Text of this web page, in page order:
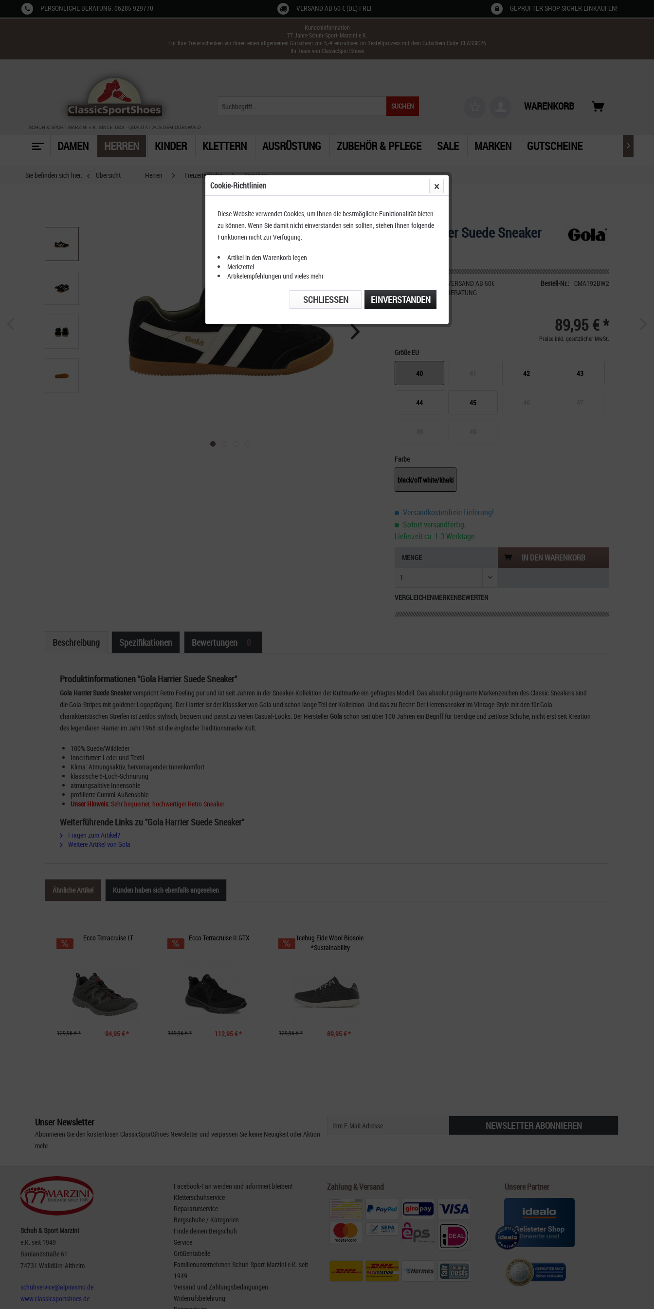
PERSÖNLICHE BERATUNG: 06285 929770 VERSAND AB 50 € (DE) FREI GEPRÜFTER SHOP SICHER EINKAUFEN!
Kundeninformation
77 Jahre Schuh-Sport-Marzini e.K.
Für Ihre Treue schenken wir Ihnen einen allgemeinen Gutschein von 5,-€ einzulösen im Bestellprozess mit dem Gutschein Code: CLASSIC26
Ihr Team von ClassicSportShoes
SCHUH & SPORT MARZINI e.K. SINCE 1949 - QUALITÄT AUS DEM ODENWALD
SUCHEN WARENKORB
DAMEN HERREN KINDER KLETTERN AUSRÜSTUNG ZUBEHÖR & PFLEGE SALE MARKEN GUTSCHEINE 
Sie befinden sich hier: Übersicht Herren Freizeitschuhe Sneakers
Gola Harrier Suede Sneaker
KOSTENFREIER VERSAND AB 50€
TELEFONISCHE BERATUNG
Bestell-Nr.: CMA192BW2
89,95 € *
Preise inkl. gesetzlicher MwSt.
Größe EU
40 42 43
44 45
Farbe
black/off white/khaki
Versandkostenfreie Lieferung!
Sofort versandfertig,
Lieferzeit ca. 1-3 Werktage
MENGE IN DENWARENKORB
VERGLEICHENMERKENBEWERTEN
Beschreibung Spezifikationen Bewertungen 0
Produktinformationen "Gola Harrier Suede Sneaker"
Gola Harrier Suede Sneakerverspricht Retro Feeling pur und ist seit Jahren in der Sneaker-Kollektion der Kultmarke ein gefragtes Modell. Das absolut prägnante Markenzeichen des Classic Sneakers sind
die Gola-Stripes mit goldener Logoprägung. Der Harrier ist der Klassiker von Gola und schon lange Teil der Kollektion. Und das zu Recht: Der Herrensneaker im Vintage-Style mit den für Gola
charakteristischen Streifen ist zeitlos stylisch, bequem und passt zu vielen Casual-Looks. Der Hersteller Gola schon seit über 100 Jahren ein Begriff für trendige und zeitlose Schuhe, nicht erst seit Kreation
des legendären Harrier im Jahr 1968 ist die englische Traditionsmarke Kult.
100% Suede/Wildleder
Innenfutter: Leder und Textil
Klima: Atmungsaktiv, hervorragender Innenkomfort
klassische 6-Loch-Schnürung
atmungsaktive Innensohle
profilierte Gummi-Außensohle
Unser Hinweis:Sehr bequemer, hochwertiger Retro Sneaker
Weiterführende Links zu "Gola Harrier Suede Sneaker"
Fragen zum Artikel?
Weitere Artikel von Gola
Ähnliche Artikel Kunden haben sich ebenfalls angesehen
94,95 € *
129,95 € *
Ecco Terracruise LT
112,95 € *
149,95 € *
Ecco Terracruise II GTX
89,95 € *
129,95 € *
Icebug Eide Wool Biosole
*Sustainability
Unser Newsletter
Abonnieren Sie den kostenlosen ClassicSportShoes Newsletter und verpassen Sie keine Neuigkeit oder Aktion
mehr.
NEWSLETTER ABONNIEREN
Schuh & Sport Marzini
e.K. seit 1949
Baulandstraße 61
74731 Walldürn-Altheim
schuhservice@alpinismo.de
www.classicsportshoes.de
Facebook-Fan werden und informiert bleiben!
Kletterschuhservice
Reparaturservice
Bergschuhe / Kategorien
Finde deinen Bergschuh
Service
Größentabelle
Familienunternehmen Schuh-Sport-Marzini e.K. seit
1949
Versand und Zahlungsbedingungen
Widerrufsbelehrung
Zahlung & Versand Unsere Partner
Cookie-Richtlinien
Diese Website verwendet Cookies, um Ihnen die bestmögliche Funktionalität bieten
zu können. Wenn Sie damit nicht einverstanden sein sollten, stehen Ihnen folgende
Funktionen nicht zur Verfügung:
Artikel in den Warenkorb legen
Merkzettel
Artikelempfehlungen und vieles mehr
EINVERSTANDEN
SCHLIESSEN